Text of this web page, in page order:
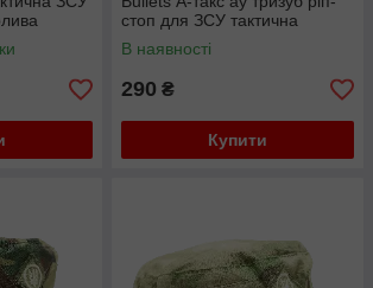
стоп для ЗСУ тактична
В наявності
290 ₴
Купити